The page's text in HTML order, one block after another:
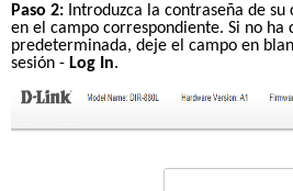
Paso 2: Introduzca la contraseña de
en el campo correspondiente. Si no ha
predeterminada, deje el campo en
sesión - Log In.